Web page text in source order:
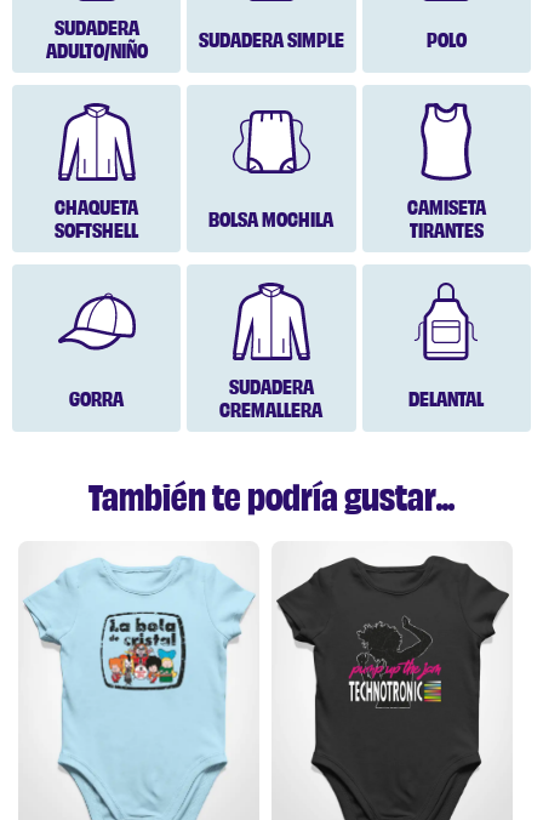
SUDADERA
ADULTO/NIÑO
SUDADERA SIMPLE POLO
CHAQUETA
SOFTSHELL
BOLSA MOCHILA
CAMISETA
TIRANTES
GORRA
SUDADERA
CREMALLERA
DELANTAL
También te podría gustar...